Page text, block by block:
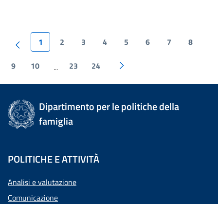
1 2 3 4 5 6 7 8
9 10 ... 23 24
Dipartimento per le politiche della
famiglia
POLITICHE E ATTIVITÀ
Analisi e valutazione
Comunicazione